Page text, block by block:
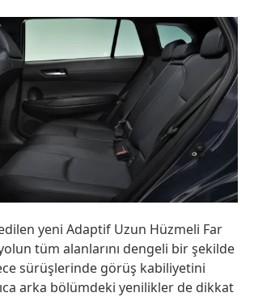
yeni Adaptif Uzun Hüzmeli Far
tüm alanlarını dengeli bir şekilde
sürüşlerinde görüş kabiliyetini
arka bölümdeki yenilikler de dikkat